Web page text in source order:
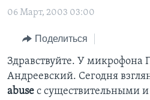
основной
навигации
Перейти
поиск
ИТОГИ
ПОЧЕМУ ЭТО ВАЖНО?
ДИСКУССИЯ VOA
ДЕТАЛИ
НАША АМЕРИКАНСКАЯ
А КАК В АМЕРИКЕ?
АРТЕФАКТЫ
АМЕРИКАНСКИЕ ГОРОДКИ
ИНТЕРВЬЮ
ФАКТЫ ПРОТИВ ФЕЙКОВ
ЗА СВОБОДУ ПРЕССЫ
УЧИМ АНГЛИЙСКИЙ
06 Март, 2003 03:00
Поделиться
Здравствуйте. У микрофона
Андреевский. Сегодня
abuse с существительными